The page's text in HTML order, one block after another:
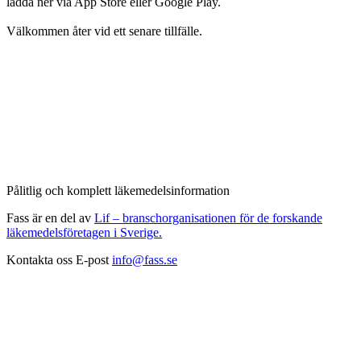
Välkommen åter vid ett senare tillfälle.
Pålitlig och komplett läkemedelsinformation
Fass är en del av Lif – branschorganisationen för de forskande
läkemedelsföretagen i Sverige.
Kontakta oss E-post info@fass.se